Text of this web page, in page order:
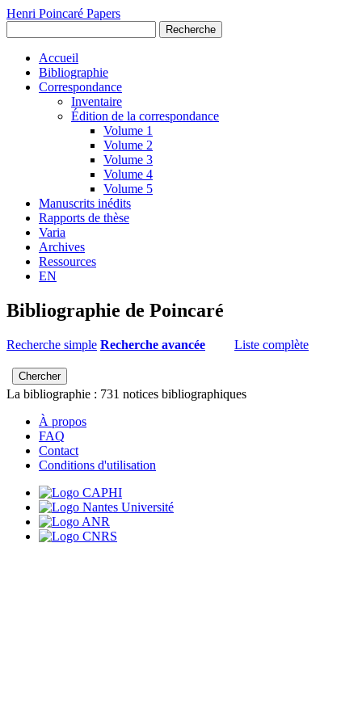
Henri Poincaré Papers
Recherche
Accueil
Bibliographie
Correspondance
Inventaire
Édition de la correspondance
Volume 1
Volume 2
Volume 3
Volume 4
Volume 5
Manuscrits inédits
Rapports de thèse
Varia
Archives
Ressources
EN
Bibliographie de Poincaré
Recherche simple Recherche avancée Liste complète
La bibliographie : 731 notices bibliographiques
À propos
FAQ
Contact
Conditions d'utilisation